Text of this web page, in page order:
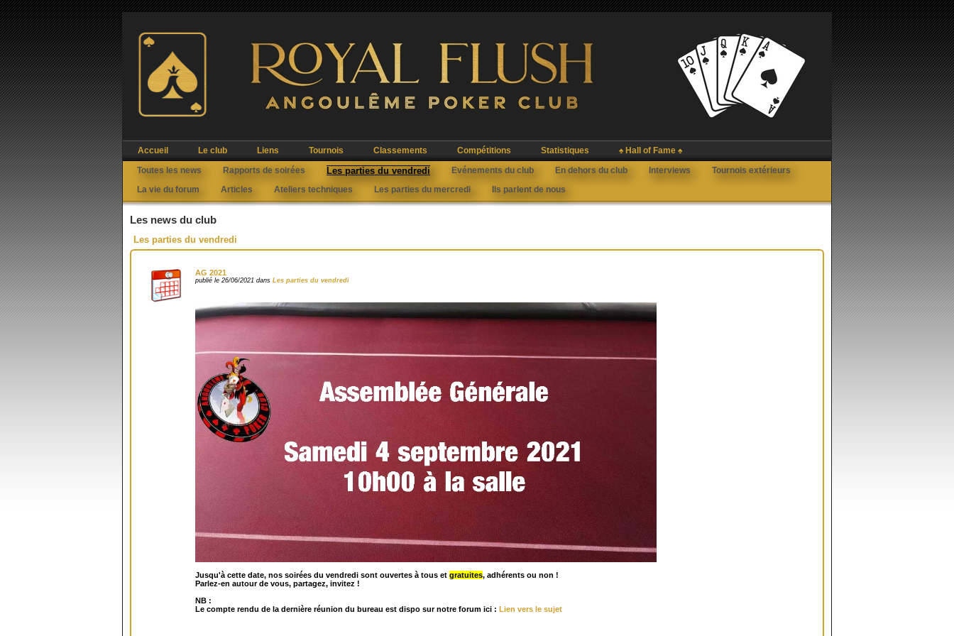
Accueil Le club Liens Tournois Classements Compétitions Statistiques
♠ Hall of Fame ♠
Toutes les news
Rapports de soirées Les parties du vendredi Evénements du club En dehors du club Interviews
Tournois extérieurs
La vie du forum
Articles Ateliers techniques Les parties du mercredi Ils parlent de nous
Les news du club
Les parties du vendredi
AG 2021
publié le 26/06/2021 dans Les parties du vendredi
Jusqu'à cette date, nos soirées du vendredi sont ouvertes à tous et gratuites, adhérents ou non !
Parlez-en autour de vous, partagez, invitez !
NB :
Le compte rendu de la dernière réunion du bureau est dispo sur notre forum ici : Lien vers le sujet